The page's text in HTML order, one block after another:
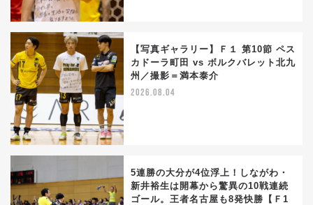
【写真ギャラリー】Ｆ１ 第10節 ペス
カドーラ町田 vs ボルクバレット北九
州／撮影＝満本泰介
2026.08.04
5連勝の大分が4位浮上！しながわ・
新井裕生は開幕から驚異の10戦連続
ゴール。王者名古屋も8発快勝【Ｆ1